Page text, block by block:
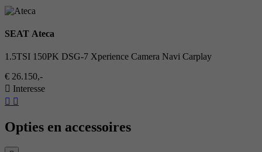
SEAT Ateca
1.5TSI 150PK DSG-7 Xperience Camera Navi Carplay
€ 26.150,-
Interesse
Opties en accessoires